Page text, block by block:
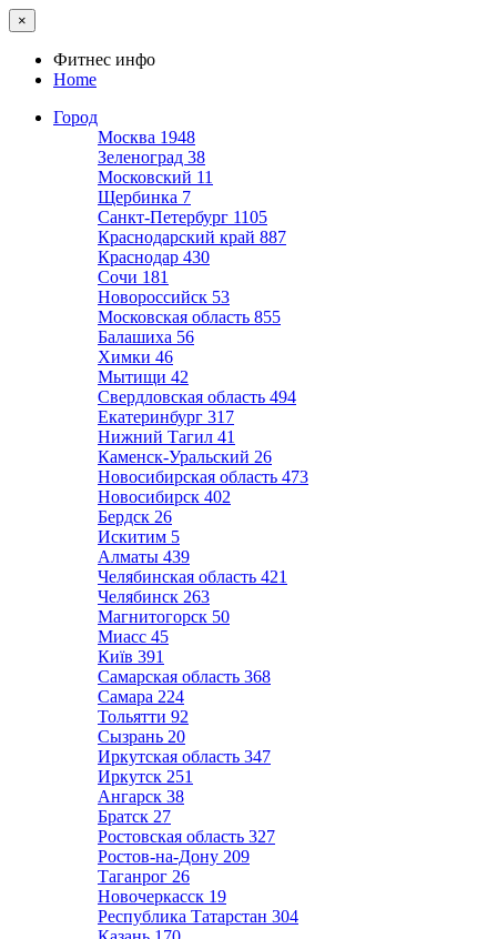
×
Фитнес инфо
Home
Город
Москва 1948
Зеленоград 38
Московский 11
Щербинка 7
Санкт-Петербург 1105
Краснодарский край 887
Краснодар 430
Сочи 181
Новороссийск 53
Московская область 855
Балашиха 56
Химки 46
Мытищи 42
Свердловская область 494
Екатеринбург 317
Нижний Тагил 41
Каменск-Уральский 26
Новосибирская область 473
Новосибирск 402
Бердск 26
Искитим 5
Алматы 439
Челябинская область 421
Челябинск 263
Магнитогорск 50
Миасс 45
Київ 391
Самарская область 368
Самара 224
Тольятти 92
Сызрань 20
Иркутская область 347
Иркутск 251
Ангарск 38
Братск 27
Ростовская область 327
Ростов-на-Дону 209
Таганрог 26
Новочеркасск 19
Республика Татарстан 304